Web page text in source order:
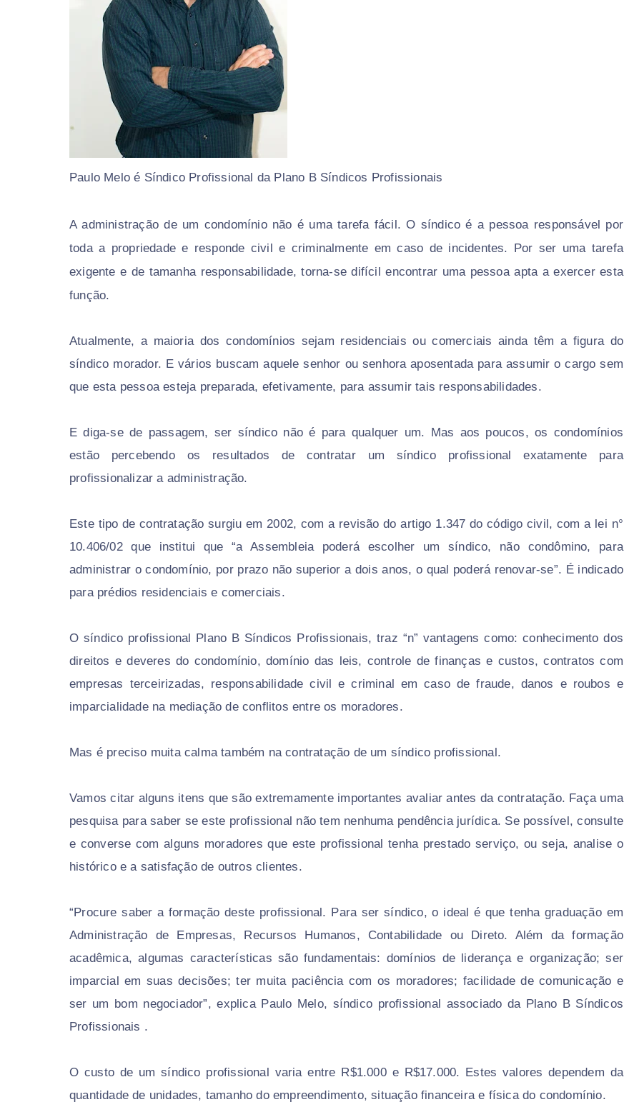
Paulo Melo é Síndico Profissional da Plano B Síndicos Profissionais
A administração de um condomínio não é uma tarefa fácil. O síndico é a pessoa responsável por
toda a propriedade e responde civil e criminalmente em caso de incidentes. Por ser uma tarefa
exigente e de tamanha responsabilidade, torna-se difícil encontrar uma pessoa apta a exercer esta
função.
Atualmente, a maioria dos condomínios sejam residenciais ou comerciais ainda têm a figura do
síndico morador. E vários buscam aquele senhor ou senhora aposentada para assumir o cargo sem
que esta pessoa esteja preparada, efetivamente, para assumir tais responsabilidades.
E diga-se de passagem, ser síndico não é para qualquer um. Mas aos poucos, os condomínios
estão percebendo os resultados de contratar um síndico profissional exatamente para
profissionalizar a administração.
Este tipo de contratação surgiu em 2002, com a revisão do artigo 1.347 do código civil, com a lei n°
10.406/02 que institui que “a Assembleia poderá escolher um síndico, não condômino, para
administrar o condomínio, por prazo não superior a dois anos, o qual poderá renovar-se”. É indicado
para prédios residenciais e comerciais.
O síndico profissional Plano B Síndicos Profissionais, traz “n” vantagens como: conhecimento dos
direitos e deveres do condomínio, domínio das leis, controle de finanças e custos, contratos com
empresas terceirizadas, responsabilidade civil e criminal em caso de fraude, danos e roubos e
imparcialidade na mediação de conflitos entre os moradores.
Mas é preciso muita calma também na contratação de um síndico profissional.
Vamos citar alguns itens que são extremamente importantes avaliar antes da contratação. Faça uma
pesquisa para saber se este profissional não tem nenhuma pendência jurídica. Se possível, consulte
e converse com alguns moradores que este profissional tenha prestado serviço, ou seja, analise o
histórico e a satisfação de outros clientes.
“Procure saber a formação deste profissional. Para ser síndico, o ideal é que tenha graduação em
Administração de Empresas, Recursos Humanos, Contabilidade ou Direto. Além da formação
acadêmica, algumas características são fundamentais: domínios de liderança e organização; ser
imparcial em suas decisões; ter muita paciência com os moradores; facilidade de comunicação e
ser um bom negociador”, explica Paulo Melo, síndico profissional associado da Plano B Síndicos
Profissionais .
O custo de um síndico profissional varia entre R$1.000 e R$17.000. Estes valores dependem da
quantidade de unidades, tamanho do empreendimento, situação financeira e física do condomínio.